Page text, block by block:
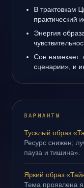
В трактовкам
практический
Энергия
Сон намекает:
сценарии», и
ВАРИАНТЫ
Тусклый образ
Ресурс снижен;
пауза и тишина».
Яркий образ
Тема проявлена